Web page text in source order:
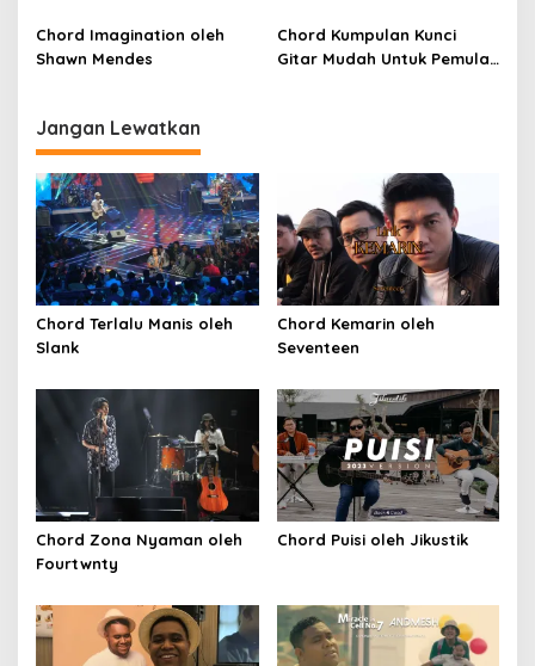
SKA)
Chord Imagination oleh
Shawn Mendes
Chord Kumpulan Kunci
Gitar Mudah Untuk Pemula
Jangan Lewatkan
Chord Terlalu Manis oleh
Slank
Chord Kemarin oleh
Seventeen
Chord Zona Nyaman oleh
Fourtwnty
Chord Puisi oleh Jikustik